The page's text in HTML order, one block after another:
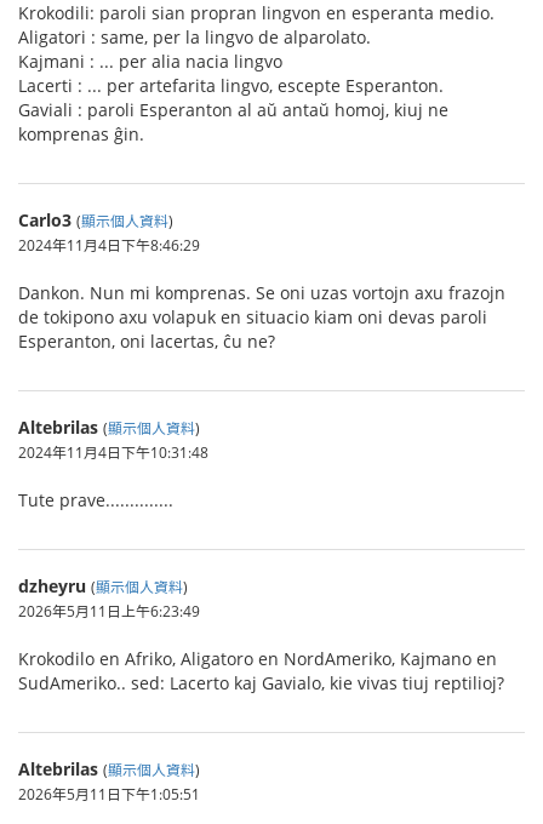
Krokodili: paroli sian propran lingvon en esperanta medio.
Aligatori : same, per la lingvo de alparolato.
Kajmani : ... per alia nacia lingvo
Lacerti : ... per artefarita lingvo, escepte Esperanton.
Gaviali : paroli Esperanton al aŭ antaŭ homoj, kiuj ne
komprenas ĝin.
Carlo3 (顯示個人資料)
2024年11月4日下午8:46:29
Dankon. Nun mi komprenas. Se oni uzas vortojn axu frazojn
de tokipono axu volapuk en situacio kiam oni devas paroli
Esperanton, oni lacertas, ĉu ne?
Altebrilas (顯示個人資料)
2024年11月4日下午10:31:48
Tute prave..............
dzheyru (顯示個人資料)
2026年5月11日上午6:23:49
Krokodilo en Afriko, Aligatoro en NordAmeriko, Kajmano en
SudAmeriko.. sed: Lacerto kaj Gavialo, kie vivas tiuj reptilioj?
Altebrilas (顯示個人資料)
2026年5月11日下午1:05:51